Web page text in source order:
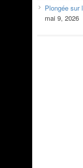
Plongée sur
mai 9, 2026